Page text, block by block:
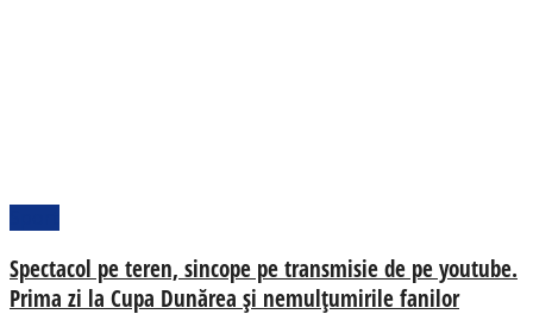
Spectacol pe teren, sincope pe transmisie de pe youtube.
Prima zi la Cupa Dunărea și nemulțumirile fanilor